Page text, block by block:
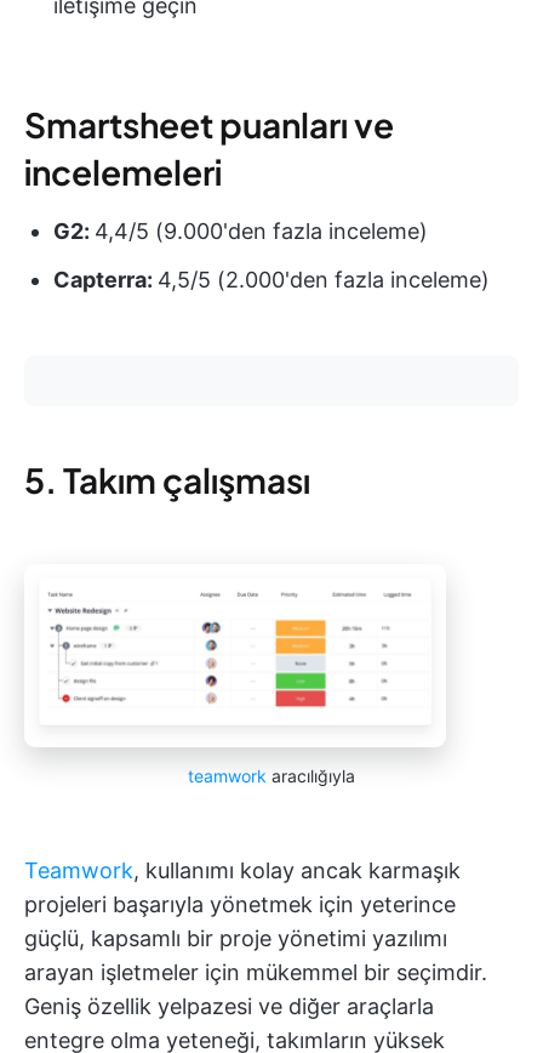
iletişime geçin
Smartsheet puanları ve
incelemeleri
G2: 4,4/5 (9.000'den fazla inceleme)
Capterra: 4,5/5 (2.000'den fazla inceleme)
5. Takım çalışması
teamwork aracılığıyla
Teamwork, kullanımı kolay ancak karmaşık
projeleri başarıyla yönetmek için yeterince
güçlü, kapsamlı bir proje yönetimi yazılımı
arayan işletmeler için mükemmel bir seçimdir.
Geniş özellik yelpazesi ve diğer araçlarla
entegre olma yeteneği, takımların yüksek